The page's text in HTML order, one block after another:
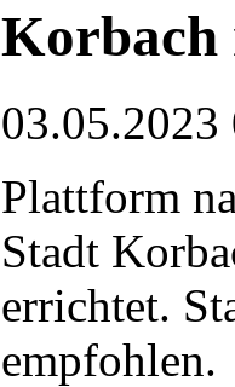
Korbach
03.05.2023
Plattform
Stadt
errichtet.
empfohlen.